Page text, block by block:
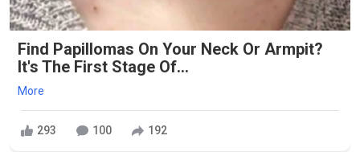
Find Papillomas On Your Neck Or Armpit?
It's The First Stage Of...
More
293 100 192